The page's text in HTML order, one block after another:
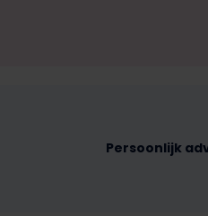
Persoonlijk